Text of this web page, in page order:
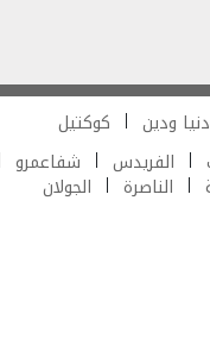
دنيا ودين
كوكتيل
الفريدس شفاعمرو
الناصرة
الجولان